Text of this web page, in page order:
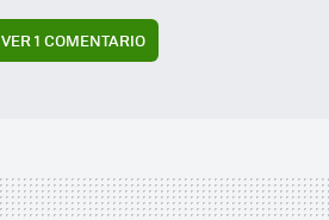
VER1 COMENTARIO